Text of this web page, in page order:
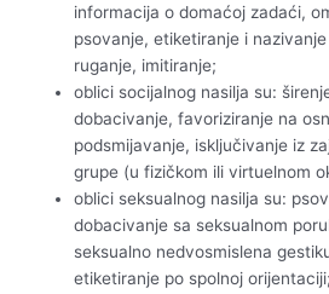
informacija o domaćoj zadaći,
psovanje, etiketiranje i
ruganje, imitiranje;
oblici socijalnog nasilja su:
dobacivanje, favoriziranje na
podsmijavanje, isključivanje iz
grupe (u fizičkom ili virtuelnom
oblici seksualnog nasilja su:
dobacivanje sa seksualnom
seksualno nedvosmislena
etiketiranje po spolnoj orijentaciji;